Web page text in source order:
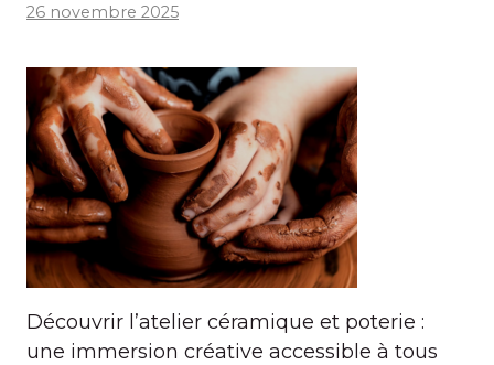
26 novembre 2025
Découvrir l’atelier céramique et poterie :
une immersion créative accessible à tous